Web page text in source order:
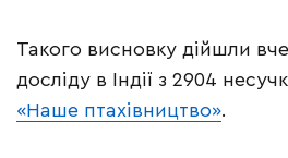
Такого висновку дійшли
досліду в Індії з 2904
«Наше птахівництво».